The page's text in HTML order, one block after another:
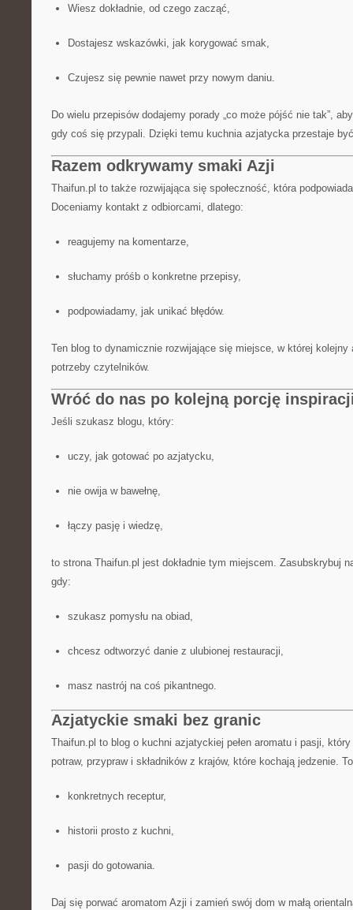
Wiesz dokładnie, od czego zacząć,
Dostajesz wskazówki, jak korygować smak,
Czujesz się pewnie nawet przy nowym daniu.
Do wielu przepisów dodajemy porady „co może pójść nie tak”,
gdy coś się przypali. Dzięki temu kuchnia azjatycka przestaje
Razem odkrywamy smaki Azji
Thaifun.pl to także rozwijająca się społeczność, która
Doceniamy kontakt z odbiorcami, dlatego:
reagujemy na komentarze,
słuchamy próśb o konkretne przepisy,
podpowiadamy, jak unikać błędów.
Ten blog to dynamicznie rozwijające się miejsce, w której kolejny
potrzeby czytelników.
Wróć do nas po kolejną porcję
Jeśli szukasz blogu, który:
uczy, jak gotować po azjatycku,
nie owija w bawełnę,
łączy pasję i wiedzę,
to strona Thaifun.pl jest dokładnie tym miejscem. Zasubskrybuj
gdy:
szukasz pomysłu na obiad,
chcesz odtworzyć danie z ulubionej restauracji,
masz nastrój na coś pikantnego.
Azjatyckie smaki bez granic
Thaifun.pl to blog o kuchni azjatyckiej pełen aromatu i pasji,
potraw, przypraw i składników z krajów, które kochają jedzenie.
konkretnych receptur,
historii prosto z kuchni,
pasji do gotowania.
Daj się porwać aromatom Azji i zamień swój dom w małą